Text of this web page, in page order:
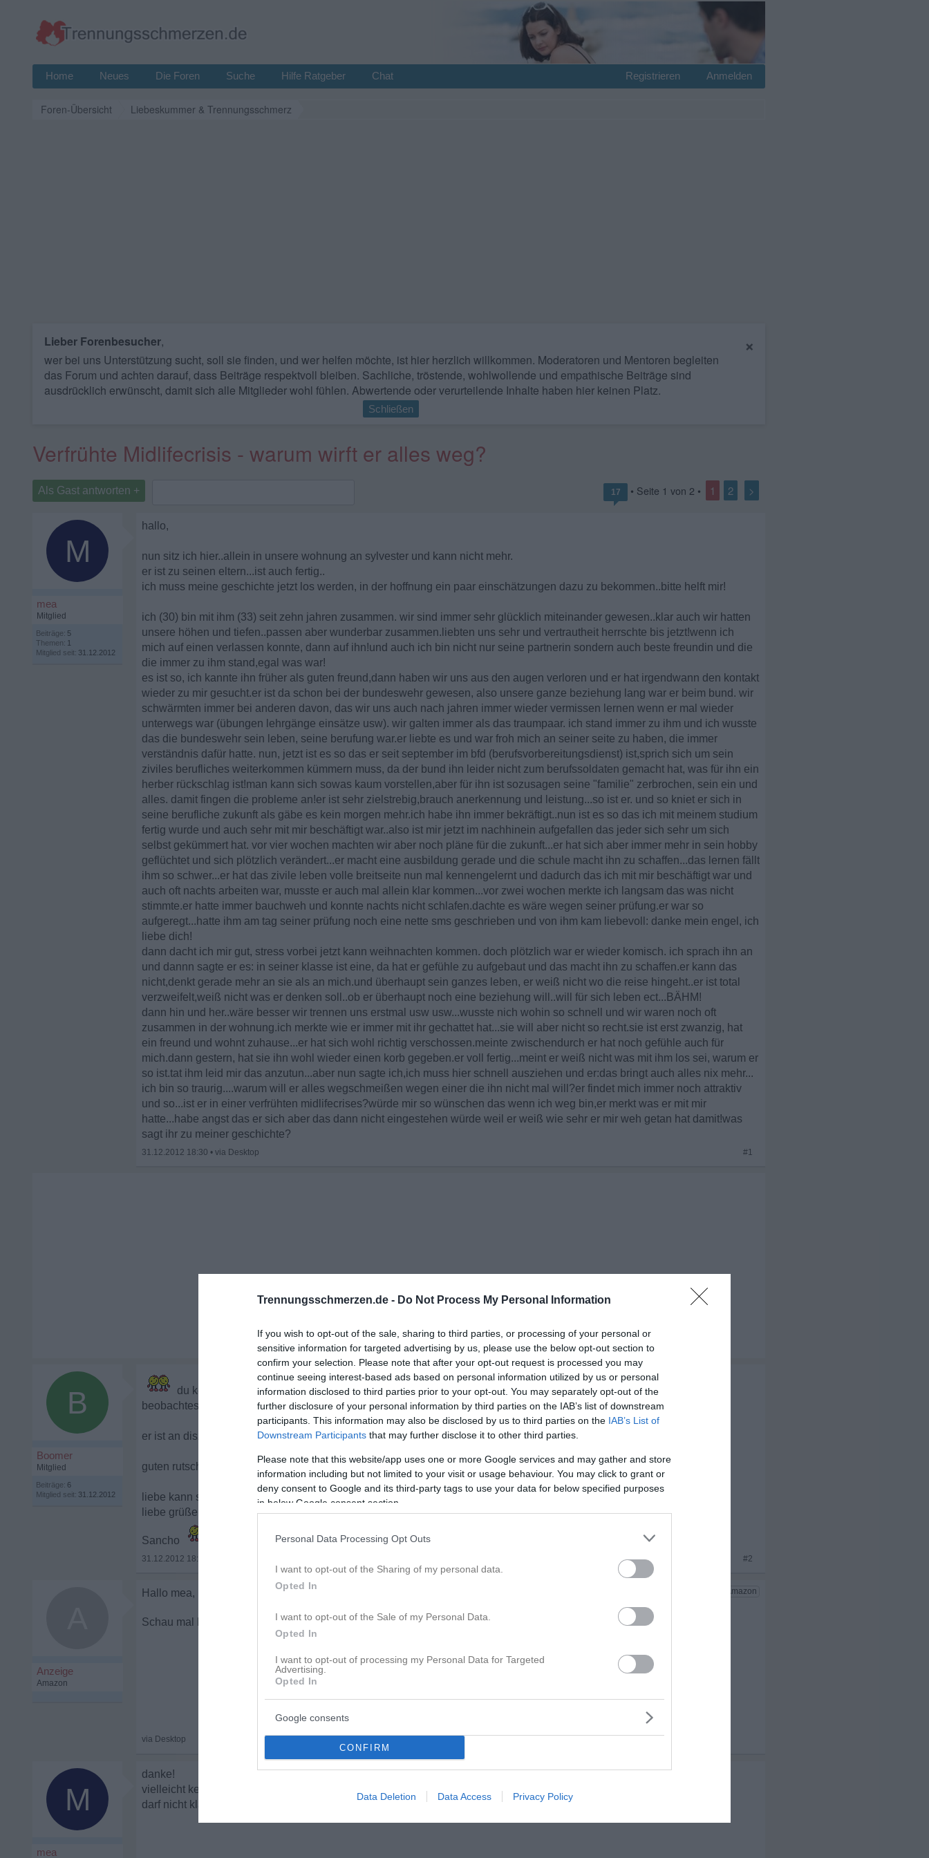
Trennungsschmerzen.de - Do Not Process My Personal Information
If you wish to opt-out of the sale, sharing to third parties, or processing of your personal or
sensitive information for targeted advertising by us, please use the below opt-out section to
confirm your selection. Please note that after your opt-out request is processed you may
continue seeing interest-based ads based on personal information utilized by us or personal
information disclosed to third parties prior to your opt-out. You may separately opt-out of the
further disclosure of your personal information by third parties on the IAB’s list of downstream
participants. This information may also be disclosed by us to third parties on the IAB’s List of
Downstream Participants that may further disclose it to other third parties.
Please note that this website/app uses one or more Google services and may gather and store
information including but not limited to your visit or usage behaviour. You may click to grant or
deny consent to Google and its third-party tags to use your data for below specified purposes
in below Google consent section.
Personal Data Processing Opt Outs
I want to opt-out of the Sharing of my personal data.
Opted In
I want to opt-out of the Sale of my Personal Data.
Opted In
I want to opt-out of processing my Personal Data for Targeted
Advertising.
Opted In
Google consents
CONFIRM
Data Deletion Data Access Privacy Policy
Home Neues Die Foren Suche Hilfe Ratgeber Chat Anmelden
Registrieren
Foren-Übersicht Liebeskummer & Trennungsschmerz
×
Lieber Forenbesucher,
wer bei uns Unterstützung sucht, soll sie finden, und wer helfen möchte, ist hier herzlich willkommen. Moderatoren und Mentoren begleiten
das Forum und achten darauf, dass Beiträge respektvoll bleiben. Sachliche, tröstende, wohlwollende und empathische Beiträge sind
ausdrücklich erwünscht, damit sich alle Mitglieder wohl fühlen. Abwertende oder verurteilende Inhalte haben hier keinen Platz.
Schließen
Verfrühte Midlifecrisis - warum wirft er alles weg?
Als Gast antworten + 17 • Seite 1 von 2 • 1 2 >
M
mea
Mitglied
Beiträge: 5
Themen: 1
Mitglied seit: 31.12.2012
hallo,
nun sitz ich hier..allein in unsere wohnung an sylvester und kann nicht mehr.
er ist zu seinen eltern...ist auch fertig..
ich muss meine geschichte jetzt los werden, in der hoffnung ein paar einschätzungen dazu zu bekommen..bitte helft mir!
ich (30) bin mit ihm (33) seit zehn jahren zusammen. wir sind immer sehr glücklich miteinander gewesen..klar auch wir hatten
unsere höhen und tiefen..passen aber wunderbar zusammen.liebten uns sehr und vertrautheit herrschte bis jetzt!wenn ich
mich auf einen verlassen konnte, dann auf ihn!und auch ich bin nicht nur seine partnerin sondern auch beste freundin und die
die immer zu ihm stand,egal was war!
es ist so, ich kannte ihn früher als guten freund,dann haben wir uns aus den augen verloren und er hat irgendwann den kontakt
wieder zu mir gesucht.er ist da schon bei der bundeswehr gewesen, also unsere ganze beziehung lang war er beim bund. wir
schwärmten immer bei anderen davon, das wir uns auch nach jahren immer wieder vermissen lernen wenn er mal wieder
unterwegs war (übungen lehrgänge einsätze usw). wir galten immer als das traumpaar. ich stand immer zu ihm und ich wusste
das die bundeswehr sein leben, seine berufung war.er liebte es und war froh mich an seiner seite zu haben, die immer
verständnis dafür hatte. nun, jetzt ist es so das er seit september im bfd (berufsvorbereitungsdienst) ist,sprich sich um sein
ziviles berufliches weiterkommen kümmern muss, da der bund ihn leider nicht zum berufssoldaten gemacht hat, was für ihn ein
herber rückschlag ist!man kann sich sowas kaum vorstellen,aber für ihn ist sozusagen seine "familie" zerbrochen, sein ein und
alles. damit fingen die probleme an!er ist sehr zielstrebig,brauch anerkennung und leistung...so ist er. und so kniet er sich in
seine berufliche zukunft als gäbe es kein morgen mehr.ich habe ihn immer bekräftigt..nun ist es so das ich mit meinem studium
fertig wurde und auch sehr mit mir beschäftigt war..also ist mir jetzt im nachhinein aufgefallen das jeder sich sehr um sich
selbst gekümmert hat. vor vier wochen machten wir aber noch pläne für die zukunft...er hat sich aber immer mehr in sein hobby
geflüchtet und sich plötzlich verändert...er macht eine ausbildung gerade und die schule macht ihn zu schaffen...das lernen fällt
ihm so schwer...er hat das zivile leben volle breitseite nun mal kennengelernt und dadurch das ich mit mir beschäftigt war und
auch oft nachts arbeiten war, musste er auch mal allein klar kommen...vor zwei wochen merkte ich langsam das was nicht
stimmte.er hatte immer bauchweh und konnte nachts nicht schlafen.dachte es wäre wegen seiner prüfung.er war so
aufgeregt...hatte ihm am tag seiner prüfung noch eine nette sms geschrieben und von ihm kam liebevoll: danke mein engel, ich
liebe dich!
dann dacht ich mir gut, stress vorbei jetzt kann weihnachten kommen. doch plötzlich war er wieder komisch. ich sprach ihn an
und dannn sagte er es: in seiner klasse ist eine, da hat er gefühle zu aufgebaut und das macht ihn zu schaffen.er kann das
nicht,denkt gerade mehr an sie als an mich.und überhaupt sein ganzes leben, er weiß nicht wo die reise hingeht..er ist total
verzweifelt,weiß nicht was er denken soll..ob er überhaupt noch eine beziehung will..will für sich leben ect...BÄHM!
dann hin und her..wäre besser wir trennen uns erstmal usw usw...wusste nich wohin so schnell und wir waren noch oft
zusammen in der wohnung.ich merkte wie er immer mit ihr gechattet hat...sie will aber nicht so recht.sie ist erst zwanzig, hat
ein freund und wohnt zuhause...er hat sich wohl richtig verschossen.meinte zwischendurch er hat noch gefühle auch für
mich.dann gestern, hat sie ihn wohl wieder einen korb gegeben.er voll fertig...meint er weiß nicht was mit ihm los sei, warum er
so ist.tat ihm leid mir das anzutun...aber nun sagte ich,ich muss hier schnell ausziehen und er:das bringt auch alles nix mehr...
ich bin so traurig....warum will er alles wegschmeißen wegen einer die ihn nicht mal will?er findet mich immer noch attraktiv
und so...ist er in einer verfrühten midlifecrises?würde mir so wünschen das wenn ich weg bin,er merkt was er mit mir
hatte...habe angst das er sich aber das dann nicht eingestehen würde weil er weiß wie sehr er mir weh getan hat damit!was
sagt ihr zu meiner geschichte?
31.12.2012 18:30 • #1
B
Boomer
Mitglied
Beiträge: 6
Mitglied seit: 31.12.2012
du kennst dein freund so genau....
beobachtest scheinbar jeden schritt.... bringst vielleicht mehr liebe in die beziehung ein als er kennt.
er ist an disziplin gebunden, hau mal auf den tisch.
guten rutsch....
liebe kann so weh tun......
liebe grüße
Sancho
31.12.2012 18:56 #2
Verfrühte Midlifecrisis - warum wirft er alles weg?
M
mea
danke!
vielleicht kenn ich ihn zu genau...vielleicht treibt ihn das auch mit in die flucht?er will auf einmal unabhängig sein...
darf nicht klammern jetzt...und es fällt so schwer.ich will ihn nicht verlieren.uns verbindet soviel...